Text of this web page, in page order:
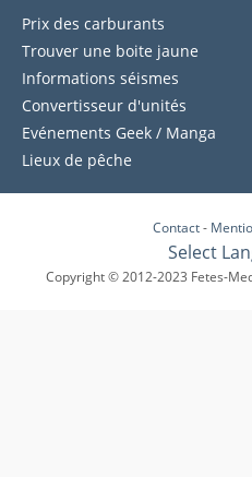
Prix des carburants
Trouver une boite jaune
Informations séismes
Convertisseur d'unités
Evénements Geek / Manga
Lieux de pêche
Contact-
Select
Copyright © 2012-2023 Fetes-